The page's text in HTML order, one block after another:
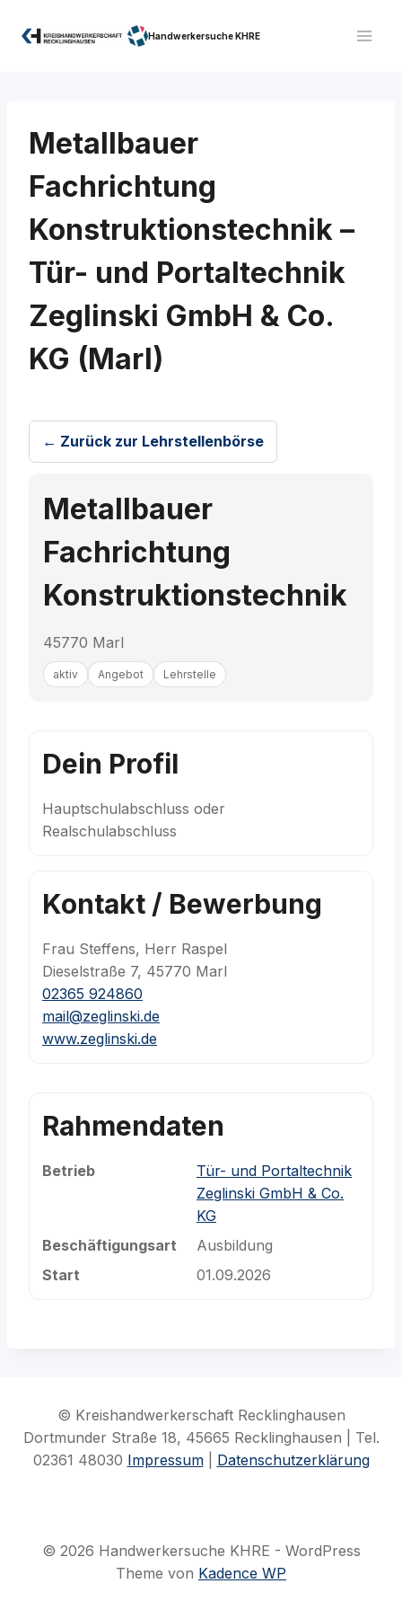
Inhalt
Handwerkersuche KHRE
Metallbauer
Fachrichtung
Konstruktionstechnik –
Tür- und Portaltechnik
Zeglinski GmbH & Co.
KG (Marl)
← Zurück zur Lehrstellenbörse
Metallbauer
Fachrichtung
Konstruktionstechnik
45770 Marl
aktiv Angebot Lehrstelle
Dein Profil
Hauptschulabschluss oder
Realschulabschluss
Kontakt / Bewerbung
Frau Steffens, Herr Raspel
Dieselstraße 7, 45770 Marl
02365 924860
mail@zeglinski.de
www.zeglinski.de
Rahmendaten
Betrieb
Tür- und Portaltechnik
Zeglinski GmbH & Co.
KG
Beschäftigungsart
Ausbildung
Start
01.09.2026
© Kreishandwerkerschaft Recklinghausen
Dortmunder Straße 18, 45665 Recklinghausen | Tel.
02361 48030 Impressum| Datenschutzerklärung
© 2026 Handwerkersuche KHRE - WordPress
Theme von Kadence WP